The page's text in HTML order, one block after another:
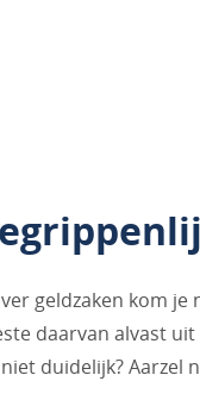
geldzaken kom je
daarvan alvast
duidelijk? Aarzel